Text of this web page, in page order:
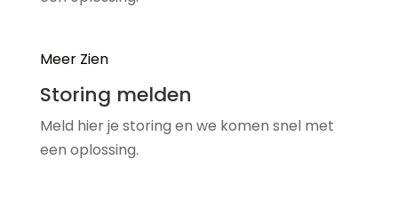
Meer Zien
Storing melden
Meld hier je storing en we komen snel met
een oplossing.